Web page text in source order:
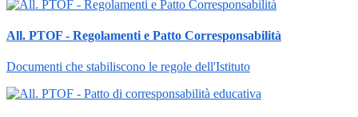
All. PTOF - Regolamenti e Patto Corresponsabilità
Documenti che stabiliscono le regole dell'Istituto